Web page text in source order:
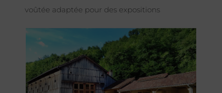
voûtée adaptée pour des expositions